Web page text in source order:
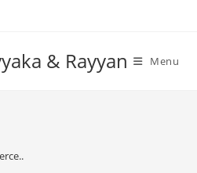
& Rayyan Menu